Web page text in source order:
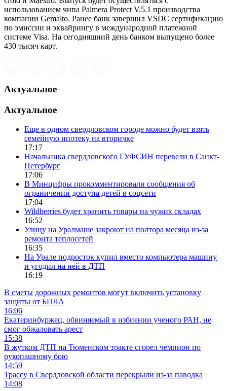
использованием чипа Palmera Protect V.5.1 производства
компании Gemalto. Ранее банк завершил VSDC сертификацию
по эмиссии и эквайрингу в международной платежной
системе Visa. На сегодняшний день банком выпущено более
430 тысяч карт.
Актуальное
Актуальное
Еще в одном свердловском городе можно будет взять
семейную ипотеку на вторичке
17:17
Начальника свердловского ГУФСИН перевели в Санкт-
Петербург
17:06
В Минцифры прокомментировали сообщения об
ограничении доступа детей в соцсети
17:04
Wildberries будет хранить товары на чужих складах
16:52
Улицу на Уралмаше закроют на полтора месяца из-за
ремонта теплосетей
16:35
На Урале подросток купил вместо компьютера машину
и угодил на ней в ДТП
16:19
В сметы дорожных ремонтов могут включить установку
защиты от БПЛА
16:06
Екатеринбуржец, обвиняемый в избиении ученого РАН, не
смог обжаловать арест
15:38
В жутком ДТП на Тюменском тракте сгорел чемпион по
рукопашному бою
14:59
Трассу в Свердловской области перекрыли из-за паводка
14:08